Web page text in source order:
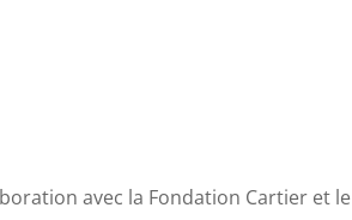
avec la Fondation Cartier et le